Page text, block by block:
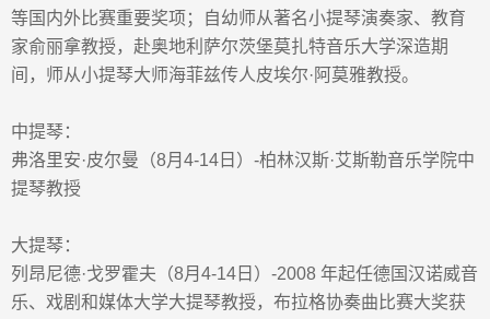
等国内外比赛重要奖项；自幼师从著名小提琴演奏家、教育
家俞丽拿教授，赴奥地利萨尔茨堡莫扎特音乐大学深造期
间，师从小提琴大师海菲兹传人皮埃尔· 阿莫雅教授。
中提琴：
弗洛里安·皮尔曼 （8月 4-14 日） -柏林汉斯·艾斯勒音乐学院中
提琴教授
大提琴：
列昂尼德·戈罗霍夫 （8月 4-14 日） -2008 年起任德国汉诺威音
乐、戏剧和媒体大学大提琴教授，布拉格协奏曲比赛大奖获